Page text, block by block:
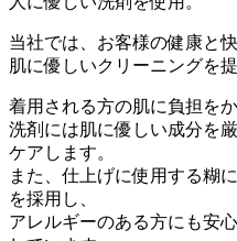
当社では、お客様の健康と
肌に優しいクリーニングを
着用される方の肌に負担をか
洗剤には肌に優しい成分を
ケアします。
また、仕上げに使用する糊
を採用し、
アレルギーのある方にも安